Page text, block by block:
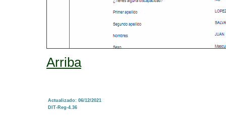
Arriba
Actualizado: 06/12/2021
DIT-Reg-4.36